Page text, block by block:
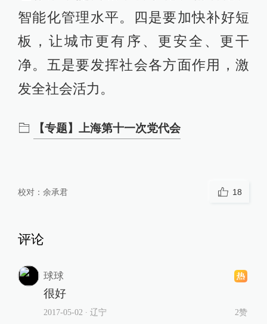
智能化管理水平。四是要加快补好短
板，让城市更有序、更安全、更干
净。五是要发挥社会各方面作用，激
发全社会活力。
【专题】上海第十一次党代会
校对： 余承君 18
评论
球球
很好
2017-05-02 ∙ 辽宁 2赞